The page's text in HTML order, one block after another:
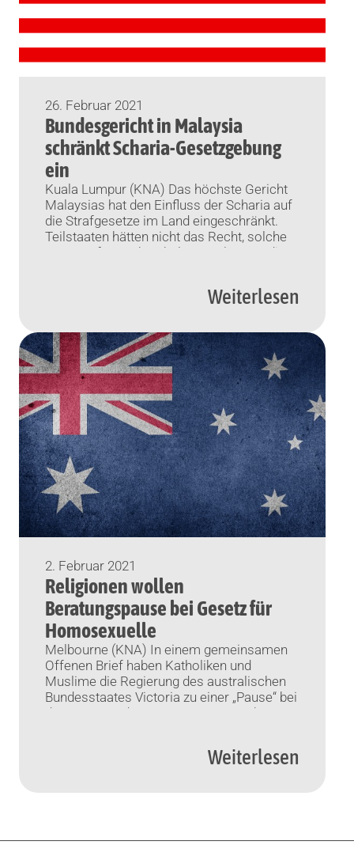
26. Februar 2021
Bundesgericht in Malaysia
schränkt Scharia-Gesetzgebung
ein
Kuala Lumpur (KNA) Das höchste Gericht
Malaysias hat den Einfluss der Scharia auf
die Strafgesetze im Land eingeschränkt.
Teilstaaten hätten nicht das Recht, solche
Gesetze für Sachverhalte zu erlassen, die
Gesetzgebung geregelt sind, entschied das
Bundesgericht (Donnerstag) laut
von neun Richtern einstimmig gefällten
Urteil gab das […]
Weiterlesen
2. Februar 2021
Religionen wollen
Beratungspause bei Gesetz für
Homosexuelle
Melbourne (KNA) In einem gemeinsamen
Offenen Brief haben Katholiken und
Muslime die Regierung des australischen
Bundesstaates Victoria zu einer „Pause“ bei
der Beratung des Gesetzes zum Verbot von
Gesetzentwurf nicht nur veraltete und
Weiterlesen